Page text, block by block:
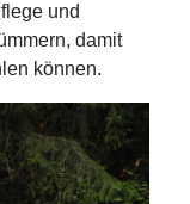
und
damit
können.